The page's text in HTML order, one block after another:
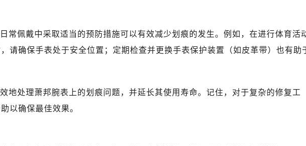
市尖山区新兴大街萧邦售后服务中心（需提前预约）
北区明仁南街萧邦售后服务中心（需提前预约）
山区人民大街萧邦售后服务中心（需提前预约）
常佩戴中采取适当的预防措施可以有效减少划痕的发生。例如，在进行体育活
请确保手表处于安全位置；定期检查并更换手表保护装置（如皮革带）也有助
地处理萧邦腕表上的划痕问题，并延长其使用寿命。记住，对于复杂的修复工
以确保最佳效果。